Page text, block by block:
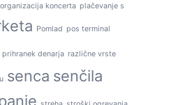
organizacija koncerta plačevanje s
Pomlad pos terminal
prihranek denarja različne vrste
senca senčila